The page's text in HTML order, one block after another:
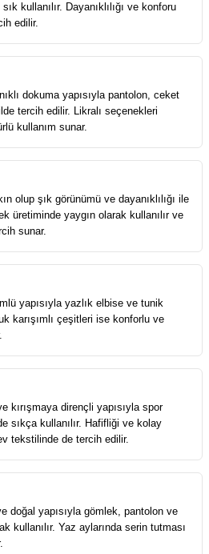
kullanılır. Dayanıklılığı ve konforu
edilir.
dokuma yapısıyla pantolon, ceket
tercih edilir. Likralı seçenekleri
kullanım sunar.
olup şık görünümü ve dayanıklılığı ile
üretiminde yaygın olarak kullanılır ve
sunar.
yapısıyla yazlık elbise ve tunik
karışımlı çeşitleri ise konforlu ve
kırışmaya dirençli yapısıyla spor
sıkça kullanılır. Hafifliği ve kolay
tekstilinde de tercih edilir.
doğal yapısıyla gömlek, pantolon ve
kullanılır. Yaz aylarında serin tutması